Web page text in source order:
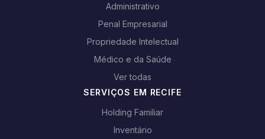
Administrativo
Penal Empresarial
Propriedade Intelectual
Médico e da Saúde
Ver todas
SERVIÇOS EM RECIFE
Holding Familiar
Inventário